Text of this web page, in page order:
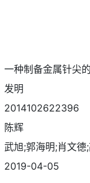
一种制备金属针尖
发明
2014102622396
陈辉
武旭;郭海明;肖文德
2019-04-05